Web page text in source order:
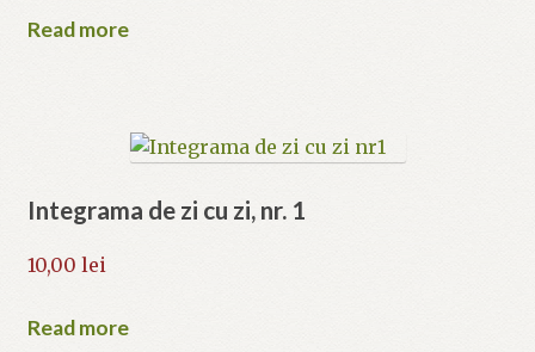
Read more
Integrama de zi cu zi, nr. 1
10,00 lei
Read more